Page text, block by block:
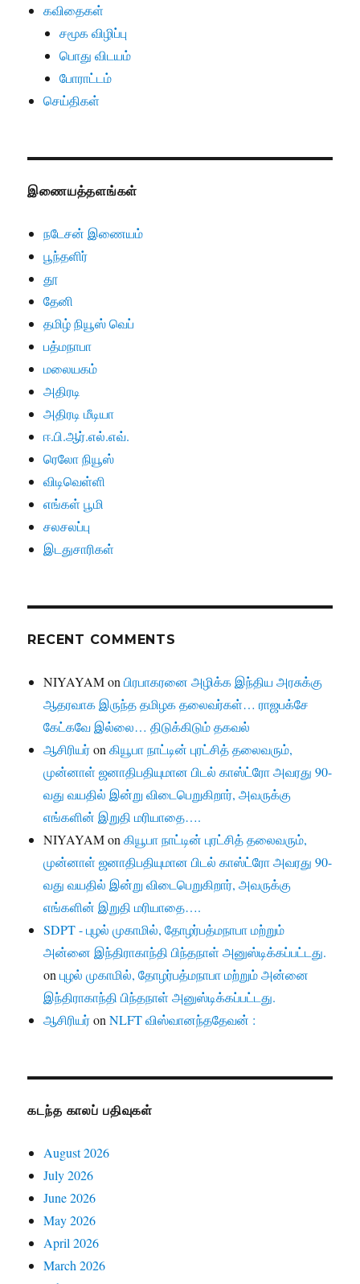
கவிதைகள்
சமூக விழிப்பு
பொது விடயம்
போராட்டம்
செய்திகள்
இணையத்தளங்கள்
நடேசன் இணையம்
பூந்தளிர்
தூ
தேனி
தமிழ் நியூஸ் வெப்
பத்மநாபா
மலையகம்
அதிரடி
அதிரடி மீடியா
ஈ.பி.ஆர்.எல்.எவ்.
ரெலோ நியூஸ்
விடிவெள்ளி
எங்கள் பூமி
சலசலப்பு
இடதுசாரிகள்
RECENT COMMENTS
NIYAYAMonபிரபாகரனை அழிக்க இந்திய அரசுக்கு
ஆதரவாக இருந்த தமிழக தலைவர்கள்… ராஜபக்சே
கேட்கவே இல்லை… திடுக்கிடும் தகவல்
ஆசிரியர்onகியூபா நாட்டின் புரட்சித் தலைவரும்,
முன்னாள் ஜனாதிபதியுமான பிடல் காஸ்ட்ரோ அவரது 90-
வது வயதில் இன்று விடைபெறுகிறார், அவருக்கு
எங்களின் இறுதி மரியாதை….
NIYAYAMonகியூபா நாட்டின் புரட்சித் தலைவரும்,
முன்னாள் ஜனாதிபதியுமான பிடல் காஸ்ட்ரோ அவரது 90-
வது வயதில் இன்று விடைபெறுகிறார், அவருக்கு
எங்களின் இறுதி மரியாதை….
SDPT - புழல் முகாமில், தோழர்பத்மநாபா மற்றும்
அன்னை இந்திராகாந்தி பிந்தநாள் அனுஸ்டிக்கப்பட்டது.
onபுழல் முகாமில், தோழர்பத்மநாபா மற்றும் அன்னை
இந்திராகாந்தி பிந்தநாள் அனுஸ்டிக்கப்பட்டது.
ஆசிரியர்onNLFT விஸ்வானந்ததேவன் :
கடந்த காலப் பதிவுகள்
August 2026
July 2026
June 2026
May 2026
April 2026
March 2026